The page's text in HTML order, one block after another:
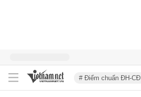
# Điểm chuẩn ĐH-CĐ